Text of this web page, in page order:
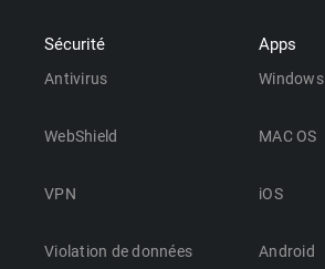
Sécurité
Antivirus
WebShield
VPN
Violation de données
Apps
Windows
MAC OS
iOS
Android